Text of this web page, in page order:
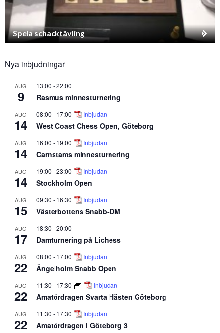
Spela schacktävling
Nya inbjudningar
AUG
9
13:00 -22:00
Rasmus minnesturnering
AUG
14
08:00 - 17:00 Inbjudan
West Coast Chess Open, Göteborg
AUG
14
16:00 - 19:00 Inbjudan
Carnstams minnesturnering
AUG
14
19:00 -23:00 Inbjudan
Stockholm Open
AUG
15
09:30 - 16:30 Inbjudan
Västerbottens Snabb-DM
AUG
17
18:30 -20:00
Damturnering på Lichess
AUG
22
08:00 - 17:00 Inbjudan
Ängelholm Snabb Open
AUG
22
11:30 - 17:30 Inbjudan
Amatördragen Svarta Hästen Göteborg
AUG
22
11:30 - 17:30 Inbjudan
Amatördragen i Göteborg 3